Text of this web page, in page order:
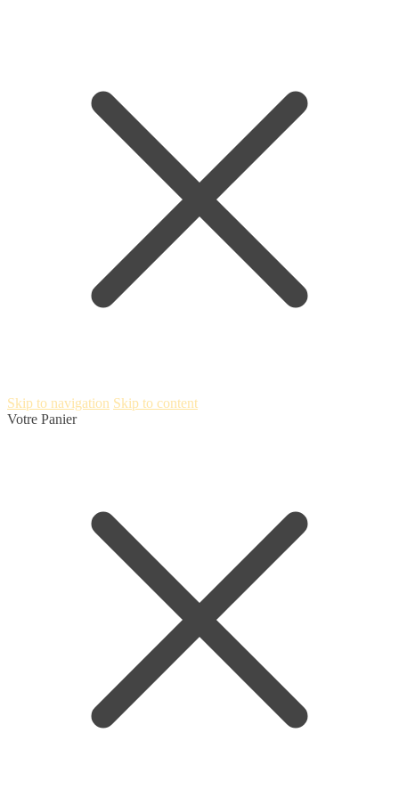
Skip to navigation Skip to content
Votre Panier